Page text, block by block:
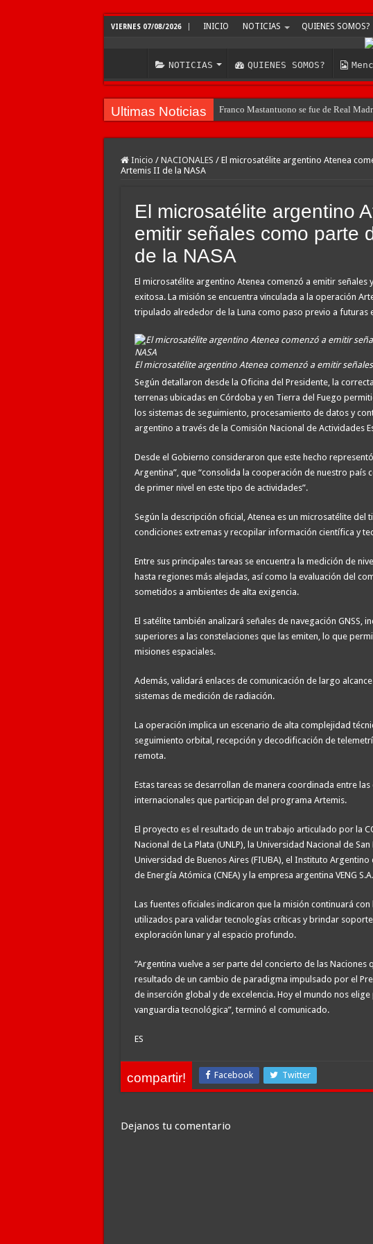
VIERNES 07/08/2026 INICIO NOTICIAS QUIENES SOMOS?
NOTICIAS QUIENES SOMOS?
Ultimas Noticias Franco Mastantuono se fue de Real
Inicio / NACIONALES / El microsatélite argentino Atenea
Artemis II de la NASA
El microsatélite argentino
emitir señales como parte
de la NASA
El microsatélite argentino Atenea comenzó a emitir
exitosa. La misión se encuentra vinculada a la operación
tripulado alrededor de la Luna como paso previo a futuras
El microsatélite argentino Atenea comenzó a emitir
Según detallaron desde la Oficina del Presidente, la
terrenas ubicadas en Córdoba y en Tierra del Fuego
los sistemas de seguimiento, procesamiento de datos y
argentino a través de la Comisión Nacional de Actividades
Desde el Gobierno consideraron que este hecho
Argentina”, que “consolida la cooperación de nuestro país
de primer nivel en este tipo de actividades”.
Según la descripción oficial, Atenea es un microsatélite del
condiciones extremas y recopilar información científica y
Entre sus principales tareas se encuentra la medición de
hasta regiones más alejadas, así como la evaluación del
sometidos a ambientes de alta exigencia.
El satélite también analizará señales de navegación GNSS,
superiores a las constelaciones que las emiten, lo que
misiones espaciales.
Además, validará enlaces de comunicación de largo
sistemas de medición de radiación.
La operación implica un escenario de alta complejidad
seguimiento orbital, recepción y decodificación de
remota.
Estas tareas se desarrollan de manera coordinada entre
internacionales que participan del programa Artemis.
El proyecto es el resultado de un trabajo articulado por la
Nacional de La Plata (UNLP), la Universidad Nacional de
Universidad de Buenos Aires (FIUBA), el Instituto
de Energía Atómica (CNEA) y la empresa argentina VENG S.A.
Las fuentes oficiales indicaron que la misión continuará
utilizados para validar tecnologías críticas y brindar
exploración lunar y al espacio profundo.
“Argentina vuelve a ser parte del concierto de las Naciones
resultado de un cambio de paradigma impulsado por el
de inserción global y de excelencia. Hoy el mundo nos
vanguardia tecnológica”, terminó el comunicado.
ES
compartir! Facebook Twitter
Dejanos tu comentario